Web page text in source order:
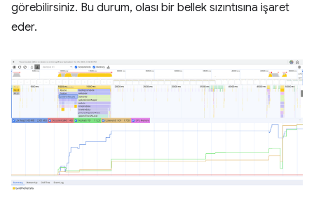
görebilirsiniz. Bu durum, olası bir bellek sızıntısına işaret
eder.